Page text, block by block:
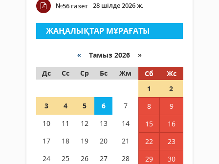
№56 газет 28 шілде 2026 ж.
ЖАҢАЛЫҚТАР МҰРАҒАТЫ
« Тамыз 2026 »
Дс
Сс Ср Бс Жм Сб
Жс
1
2
3
4 5 6 7 8
9
10
11 12 13 14 15
16
17
18 19 20 21 22
23
24
25 26 27 28 29
30